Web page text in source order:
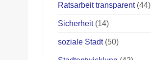
Ratsarbeit transparent(44)
Sicherheit(14)
soziale Stadt(50)